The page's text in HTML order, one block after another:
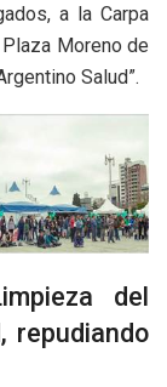
a la Carpa
Moreno de
Salud”.
del
repudiando